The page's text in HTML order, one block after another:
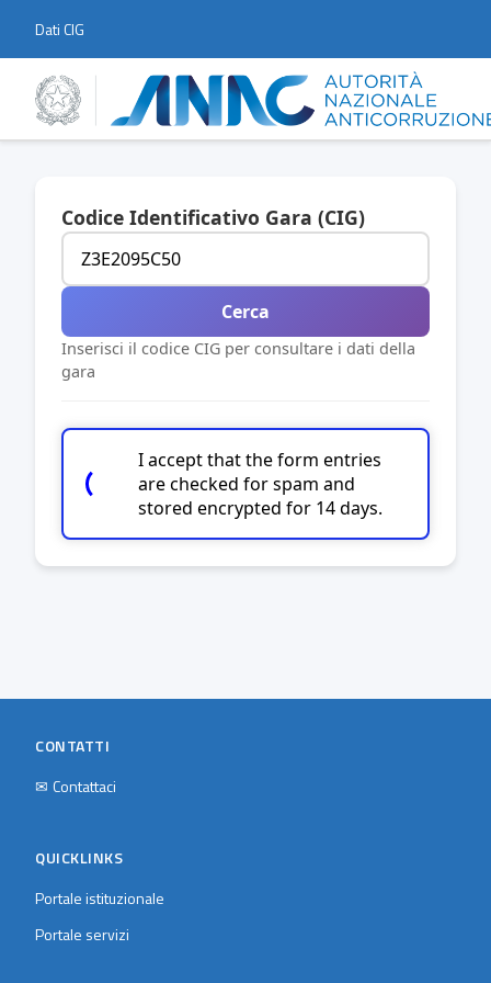
Dati CIG
Codice Identificativo Gara (CIG)
Cerca
Inserisci il codice CIG per consultare i dati della
gara
I accept that the form entries
are checked for spam and
stored encrypted for 14 days.
CONTATTI
✉ Contattaci
QUICKLINKS
Portale istituzionale
Portale servizi